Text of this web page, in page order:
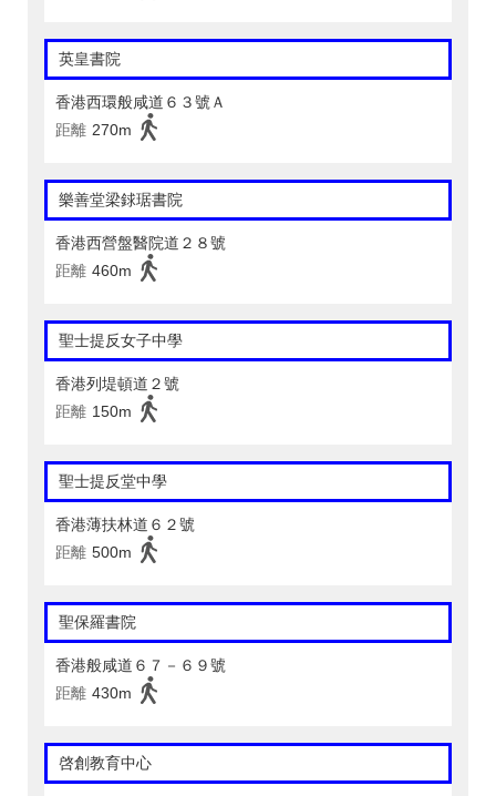
英皇書院
香港西環般咸道６３號Ａ
距離 270m
樂善堂梁銶琚書院
香港西營盤醫院道２８號
距離 460m
聖士提反女子中學
香港列堤頓道２號
距離 150m
聖士提反堂中學
香港薄扶林道６２號
距離 500m
聖保羅書院
香港般咸道６７－６９號
距離 430m
啓創教育中心